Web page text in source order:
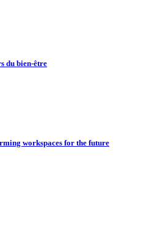
du bien-être
workspaces for the future